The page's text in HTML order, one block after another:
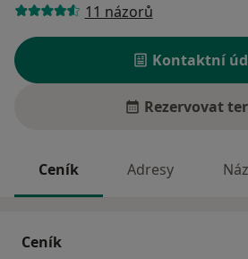
11 názorů
Kontaktní
Rezervovat
Ceník Adresy
Ceník